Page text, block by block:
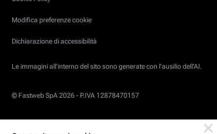
Modifica preferenze cookie
Dichiarazione di accessibilità
Le immagini all’interno del sito sono generate con l'ausilio dell'AI.
© Fastweb SpA 2026 - P.IVA 12878470157